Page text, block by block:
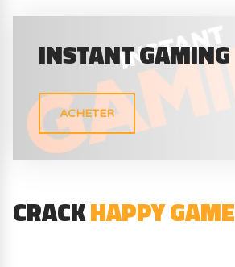
INSTANT GAMING
ACHETER
CRACKHAPPY GAME